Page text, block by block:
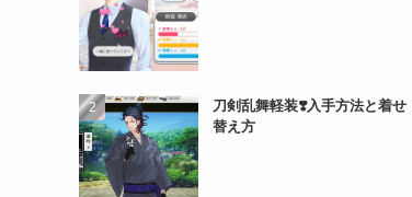
刀剣乱舞軽装❣️入手方法と着せ
替え方